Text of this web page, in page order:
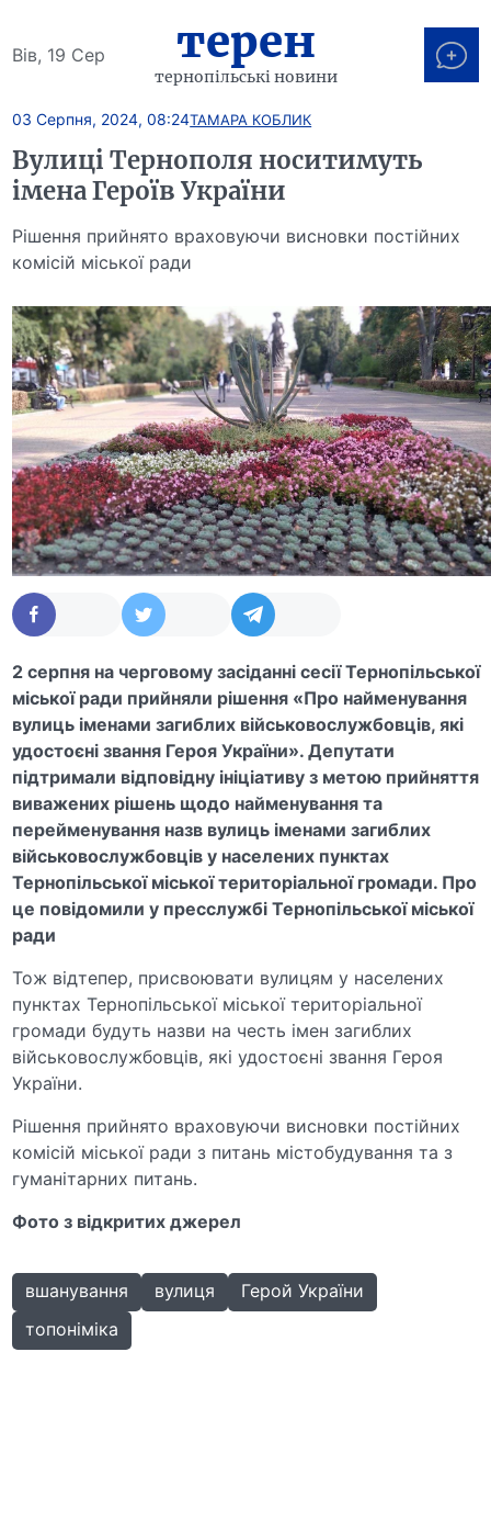
Вів, 19 Сер терен
тернопільські новини
03 Серпня, 2024, 08:24ТАМАРА КОБЛИК
Вулиці Тернополя носитимуть
імена Героїв України
Рішення прийнято враховуючи висновки постійних
комісій міської ради
2 серпня на черговому засіданні сесії Тернопільської
міської ради прийняли рішення «Про найменування
вулиць іменами загиблих військовослужбовців, які
удостоєні звання Героя України». Депутати
підтримали відповідну ініціативу з метою прийняття
виважених рішень щодо найменування та
перейменування назв вулиць іменами загиблих
військовослужбовців у населених пунктах
Тернопільської міської територіальної громади. Про
це повідомили у пресслужбі Тернопільської міської
ради
Тож відтепер, присвоювати вулицям у населених
пунктах Тернопільської міської територіальної
громади будуть назви на честь імен загиблих
військовослужбовців, які удостоєні звання Героя
України.
Рішення прийнято враховуючи висновки постійних
комісій міської ради з питань містобудування та з
гуманітарних питань.
Фото з відкритих джерел
вшанування вулиця
Герой України
топоніміка